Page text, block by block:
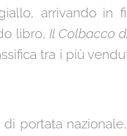
arrivando in
libro, Il Colbacco
tra i più
portata